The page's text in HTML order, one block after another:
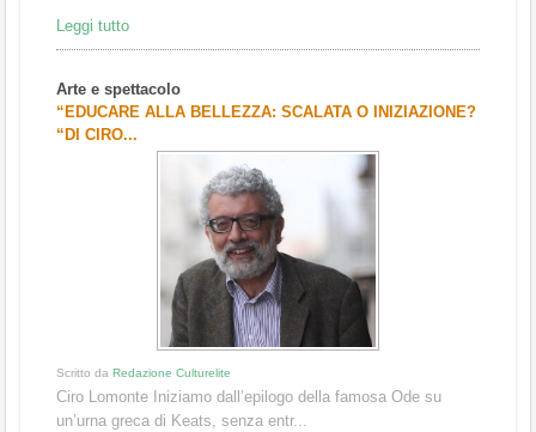
Leggi tutto
Arte e spettacolo
“EDUCARE ALLA BELLEZZA: SCALATA O INIZIAZIONE?
“DI CIRO...
Scritto da Redazione Culturelite
Ciro Lomonte Iniziamo dall’epilogo della famosa Ode su
un’urna greca di Keats, senza entr...